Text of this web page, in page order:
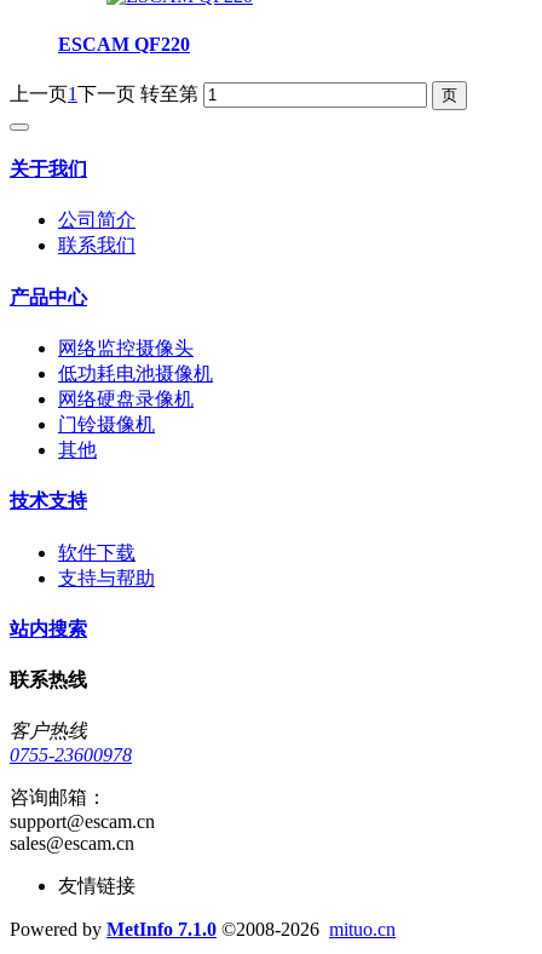
ESCAM QF220
上一页1下一页 转至第
关于我们
公司简介
联系我们
产品中心
网络监控摄像头
低功耗电池摄像机
网络硬盘录像机
门铃摄像机
其他
技术支持
软件下载
支持与帮助
站内搜索
联系热线
客户热线
0755-23600978
咨询邮箱：
support@escam.cn
sales@escam.cn
友情链接
Powered by MetInfo 7.1.0 ©2008-2026 mituo.cn